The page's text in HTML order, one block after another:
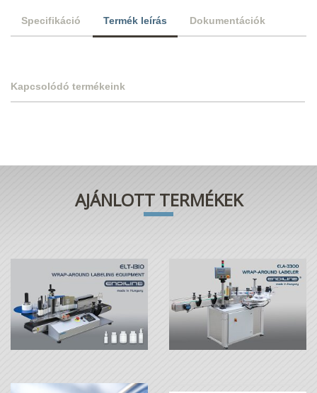
Specifikáció Termék leírás Dokumentációk
Kapcsolódó termékeink
AJÁNLOTT TERMÉKEK